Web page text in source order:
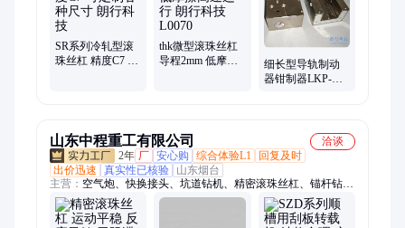
制器、微型导轨锁、密封圈夹爪、雄克O型圈机械手、O型圈装
配抓手、气缸夹爪、平行夹爪
SR系列冷轧型滚
珠丝杠 精度C7 可
thk微型滚珠丝杠
导程2mm 低摩擦
细长型导轨制动
器钳制器LKP-
山东中程重工有限公司
洽谈
2年 厂 安心购 综合体验L1
回复及时
出价迅速
真实性已核验
山东烟台
主营： 空气炮、快换接头、坑道钻机、精密滚珠丝杠、锚杆钻
机、皮带输送机、刮板输送机、气动单轨吊、氧气呼吸器、建筑
用喷浆机、蓄电池电机车